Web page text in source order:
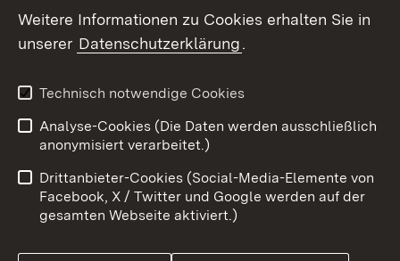
Social Wall
X / Twitter
Youtube
Benutzungshinweise
Barrierefreiheit
Datenschutz
Cookies
Weitere Informationen zu Cookies erhalten Sie in
unserer Datenschutzerklärung.
Technisch notwendige Cookies
Analyse-Cookies (Die Daten werden ausschließlich
anonymisiert verarbeitet.)
Drittanbieter-Cookies (Social-Media-Elemente von
Facebook, X / Twitter und Google werden auf der
gesamten Webseite aktiviert.)